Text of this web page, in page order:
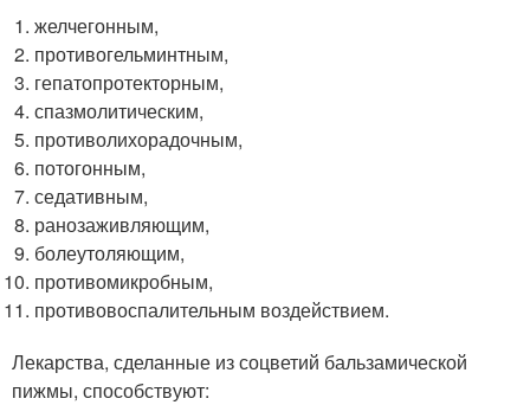
желчегонным,
противогельминтным,
гепатопротекторным,
спазмолитическим,
противолихорадочным,
потогонным,
седативным,
ранозаживляющим,
болеутоляющим,
противомикробным,
противовоспалительным воздействием.
Лекарства, сделанные из соцветий бальзамической
пижмы, способствуют: